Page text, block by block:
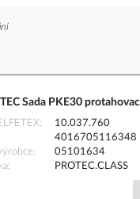
Sada PKE30
10.037.760
4016705116348
05101634
PROTEC.CLASS